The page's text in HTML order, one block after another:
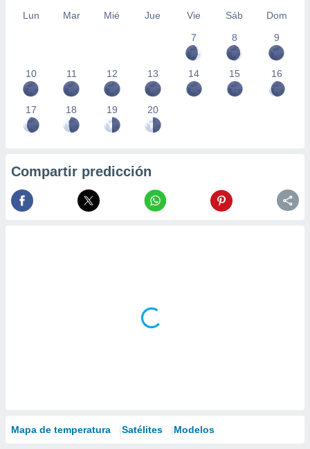
Lun Mar Mié Jue Vie Sáb
Dom
7
8 9
10 11 12 13 14 15 16
17 18 19 20
Compartir predicción
Mapa de temperatura Satélites Modelos